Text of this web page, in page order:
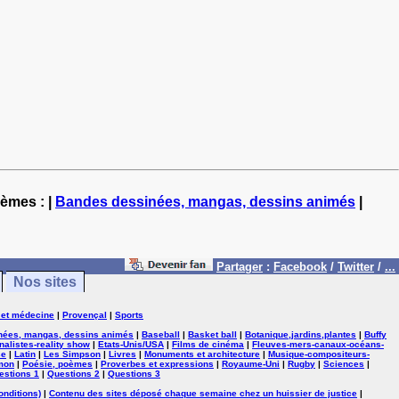
: | Bandes dessinées, mangas, dessins animés
Partager : Facebook / Twitter / ...
Nos sites
médecine | Provençal | Sports
mangas, dessins animés | Baseball | Basket ball | Botanique,jardins,plantes | Buffy
reality show | Etats-Unis/USA | Films de cinéma | Fleuves-mers-canaux-océans-
| Latin | Les Simpson | Livres | Monuments et architecture | Musique-compositeurs-
| Poésie, poèmes | Proverbes et expressions | Royaume-Uni | Rugby | Sciences |
1 | Questions 2 | Questions 3
| Contenu des sites déposé chaque semaine chez un huissier de justice |